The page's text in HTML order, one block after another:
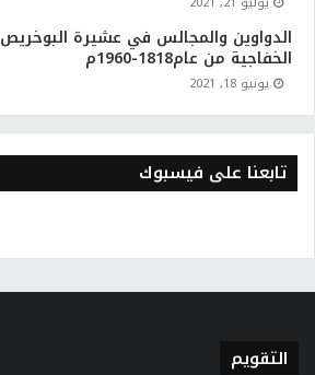
الدواوين والمجالس في عشيرة البوخريص
الخفاجية من عام1818-1960م
يونيو 18, 2021
تابعنا على فيسبوك
التقويم